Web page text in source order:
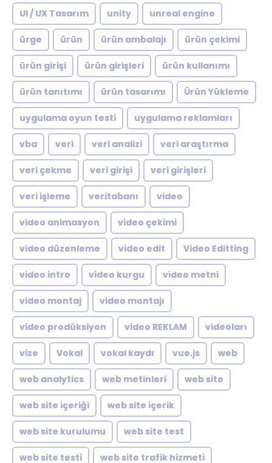
UI / UX Tasarım unity unreal engine
ürge ürün ürün ambalajı ürün çekimi
ürün girişi ürün girişleri ürün kullanımı
ürün tanıtımı ürün tasarımı Ürün Yükleme
uygulama oyun testi uygulama reklamları
vba veri veri analizi veri araştırma
veri çekme veri girişi veri girişleri
veri işleme veritabanı video
video animasyon video çekimi
video düzenleme video edit Video Editting
video intro video kurgu video metni
video montaj video montajı
video prodüksiyon video REKLAM videoları
vize Vokal vokal kaydı vue.js web
web analytics web metinleri web site
web site içeriği web site içerik
web site kurulumu web site test
web site testi web site trafik hizmeti